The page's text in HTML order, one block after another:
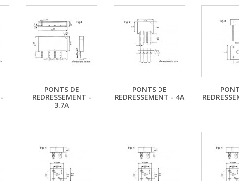
PONTS DE
REDRESSEMENT -
3.7A
PONTS DE
REDRESSEMENT - 4A